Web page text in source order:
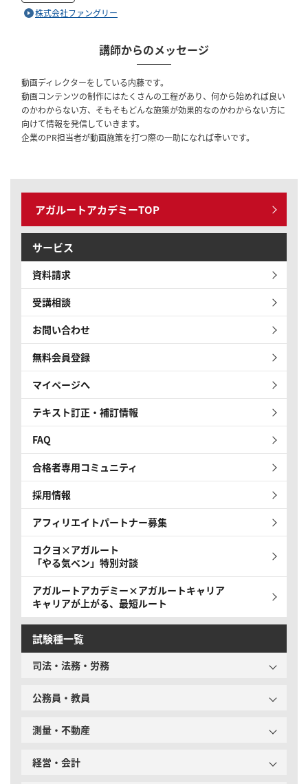
株式会社ファングリー
講師からのメッセージ
動画ディレクターをしている内藤です。
動画コンテンツの制作にはたくさんの工程があり、何から始めれば良い
のかわからない方、そもそもどんな施策が効果的なのかわからない方に
向けて情報を発信していきます。
企業のPR担当者が動画施策を打つ際の一助になれば幸いです。
アガルートアカデミーTOP
サービス
資料請求
受講相談
お問い合わせ
無料会員登録
マイページへ
テキスト訂正・補訂情報
FAQ
合格者専用コミュニティ
採用情報
アフィリエイトパートナー募集
コクヨ×アガルート
「やる気ペン」特別対談
アガルートアカデミー×アガルートキャリア
キャリアが上がる、最短ルート
試験種一覧
司法・法務・労務
公務員・教員
測量・不動産
経営・会計